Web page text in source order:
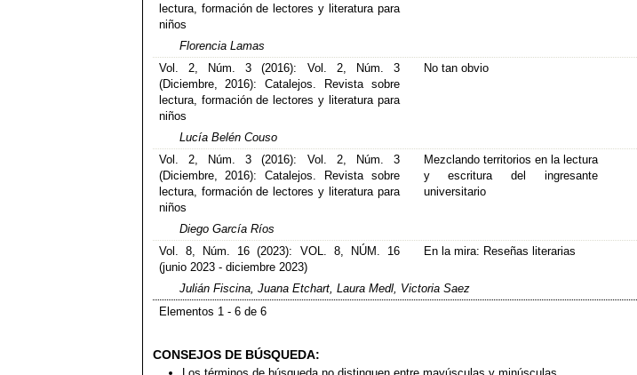
lectura, formación de lectores y literatura para
niños
Florencia Lamas
Vol. 2, Núm. 3 (2016): Vol. 2, Núm. 3
(Diciembre, 2016): Catalejos. Revista sobre
lectura, formación de lectores y literatura para
niños
No tan obvio
Lucía Belén Couso
Vol. 2, Núm. 3 (2016): Vol. 2, Núm. 3
(Diciembre, 2016): Catalejos. Revista sobre
lectura, formación de lectores y literatura para
niños
Mezclando territorios en la lectura
y escritura del ingresante
universitario
Diego García Ríos
Vol. 8, Núm. 16 (2023): VOL. 8, NÚM. 16
(junio 2023 - diciembre 2023)
En la mira: Reseñas literarias
Julián Fiscina, Juana Etchart, Laura Medl, Victoria Saez
Elementos 1 - 6 de 6
CONSEJOS DE BÚSQUEDA: